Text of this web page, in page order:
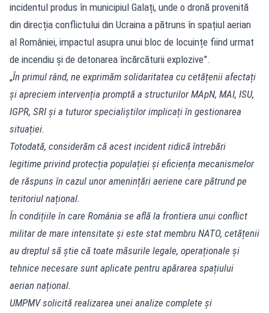
incidentul produs în municipiul Galați, unde o dronă provenită
din direcția conflictului din Ucraina a pătruns în spațiul aerian
al României, impactul asupra unui bloc de locuințe fiind urmat
de incendiu și de detonarea încărcăturii explozive”.
„În primul rând, ne exprimăm solidaritatea cu cetățenii afectați
și apreciem intervenția promptă a structurilor MApN, MAI, ISU,
IGPR, SRI și a tuturor specialiștilor implicați în gestionarea
situației.
Totodată, considerăm că acest incident ridică întrebări
legitime privind protecția populației și eficiența mecanismelor
de răspuns în cazul unor amenințări aeriene care pătrund pe
teritoriul național.
În condițiile în care România se află la frontiera unui conflict
militar de mare intensitate și este stat membru NATO, cetățenii
au dreptul să știe că toate măsurile legale, operaționale și
tehnice necesare sunt aplicate pentru apărarea spațiului
aerian național.
UMPMV solicită realizarea unei analize complete și